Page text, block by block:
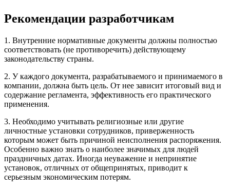
Рекомендации разработчикам
1. Внутренние нормативные документы должны полностью
соответствовать (не противоречить) действующему
законодательству страны.
2. У каждого документа, разрабатываемого и принимаемого в
компании, должна быть цель. От нее зависит итоговый вид и
содержание регламента, эффективность его практического
применения.
3. Необходимо учитывать религиозные или другие
личностные установки сотрудников, приверженность
которым может быть причиной неисполнения распоряжения.
Особенно важно знать о наиболее значимых для людей
праздничных датах. Иногда неуважение и непринятие
установок, отличных от общепринятых, приводит к
серьезным экономическим потерям.